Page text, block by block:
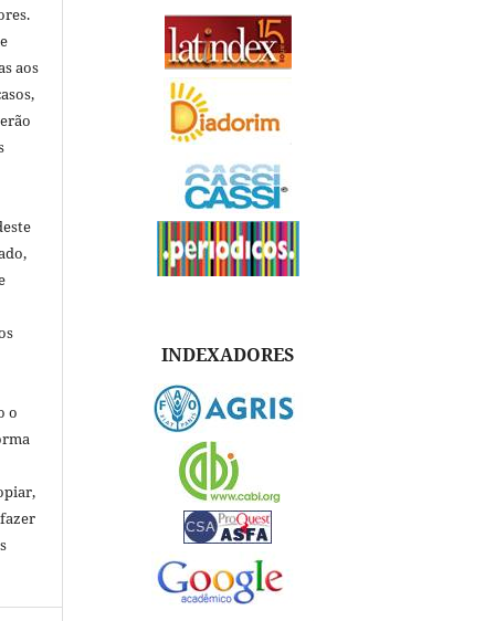
aos
o
INDEXADORES